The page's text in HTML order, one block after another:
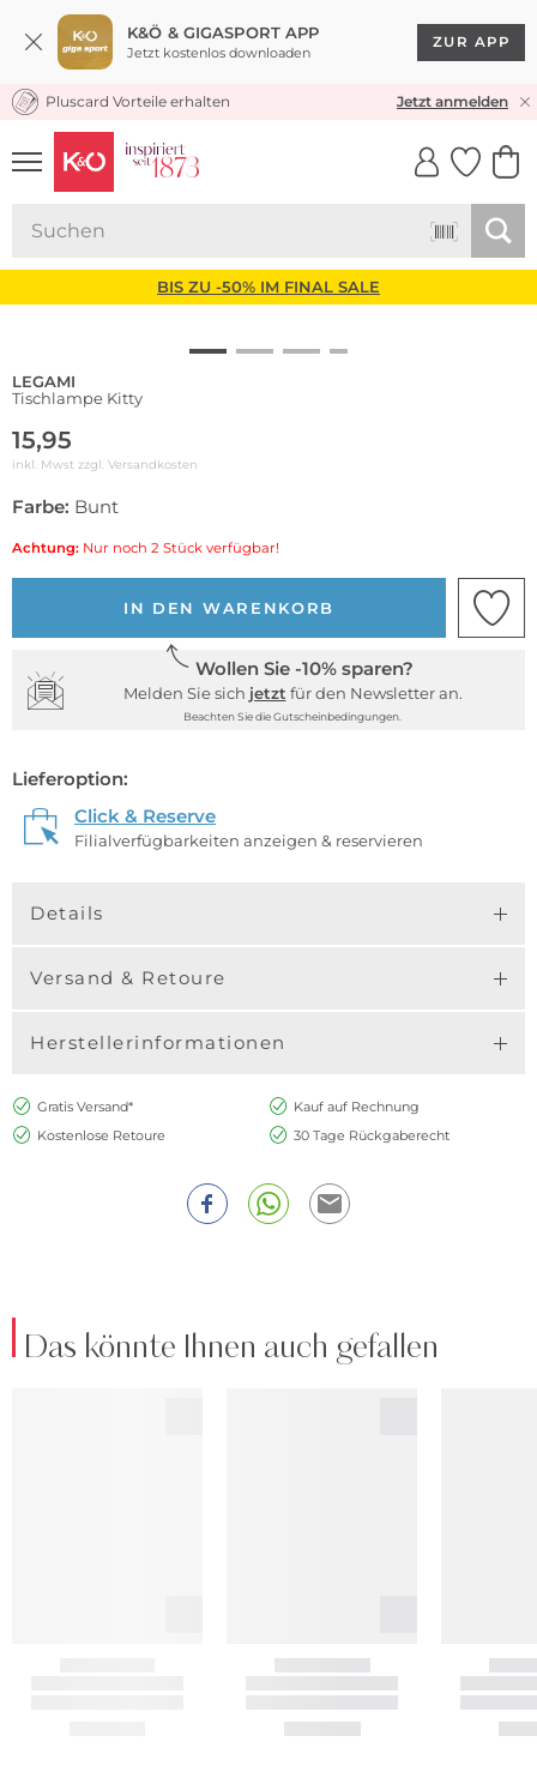
K&Ö & GIGASPORT APP
Jetzt kostenlos downloaden
ZUR APP
KOSTENLOSER VERSAND* & RÜCKVERSAND
Pluscard Vorteile erhalten Jetzt anmelden
UNSERE APP
CLICK &
BIS ZU -50% IM FINAL SALE
LEGAMI
Tischlampe Kitty
15,95
inkl. Mwst zzgl. Versandkosten
Farbe: Bunt
Achtung: Nur noch 2 Stück verfügbar!
IN DEN WARENKORB
Wollen Sie -10% sparen?
Melden Sie sich jetzt für den Newsletter an.
Beachten Sie die Gutscheinbedingungen.
Lieferoption:
Click & Reserve
Filialverfügbarkeiten anzeigen & reservieren
Details
Versand & Retoure
Herstellerinformationen
Gratis Versand*
Kauf auf Rechnung
Kostenlose Retoure
30 Tage Rückgaberecht
Das könnte Ihnen auch gefallen